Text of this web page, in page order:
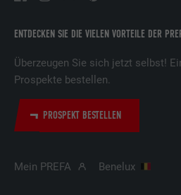
ENTDECKEN SIE DIE VIELEN VORTEILE DER
Überzeugen Sie sich jetzt selbst!
Prospekte bestellen.
PROSPEKT BESTELLEN
Mein PREFA Benelux
Präferenzen des
Name lidc
Anbieter LinkedIn
Laufzeit 1 Tag